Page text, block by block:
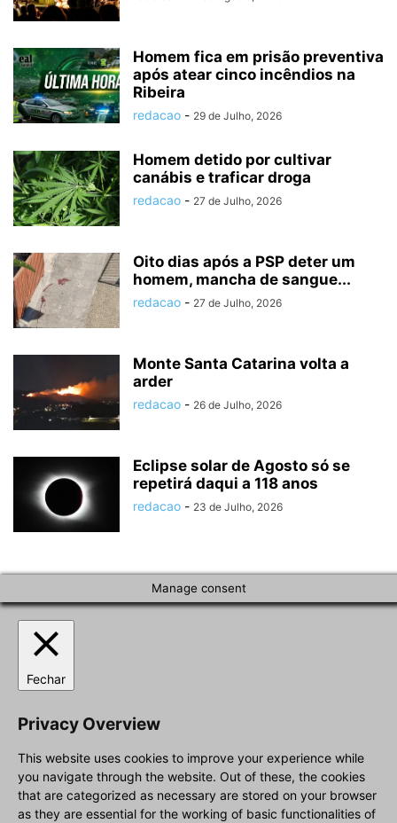
Homem fica em prisão preventiva
após atear cinco incêndios na
Ribeira
redacao - 29 de Julho, 2026
Homem detido por cultivar
canábis e traficar droga
redacao - 27 de Julho, 2026
Oito dias após a PSP deter um
homem, mancha de sangue...
redacao - 27 de Julho, 2026
Monte Santa Catarina volta a
arder
redacao - 26 de Julho, 2026
Eclipse solar de Agosto só se
repetirá daqui a 118 anos
redacao - 23 de Julho, 2026
Manage consent
Fechar
Privacy Overview
This website uses cookies to improve your experience while
you navigate through the website. Out of these, the cookies
that are categorized as necessary are stored on your browser
as they are essential for the working of basic functionalities of